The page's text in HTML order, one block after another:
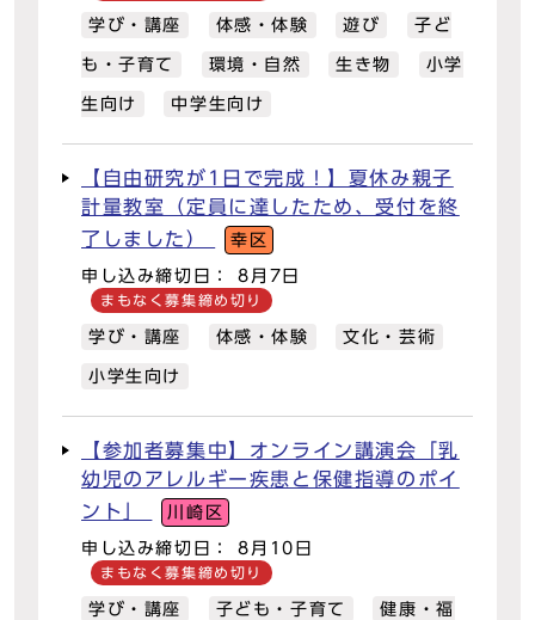
学び・講座 体感・体験 遊び 子ど
も・子育て 環境・自然 生き物 小学
生向け 中学生向け
【自由研究が1日で完成！】夏休み親子
計量教室（定員に達したため、受付を終
了しました）
幸区
申し込み締切日： 8月7日
まもなく募集締め切り
学び・講座 体感・体験 文化・芸術
小学生向け
【参加者募集中】オンライン講演会「乳
幼児のアレルギー疾患と保健指導のポイ
ント」
川崎区
申し込み締切日： 8月10日
まもなく募集締め切り
学び・講座 子ども・子育て 健康・福